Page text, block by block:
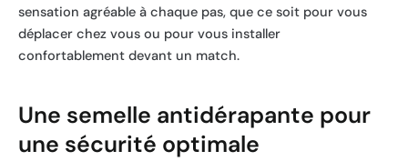
sensation agréable à chaque pas, que ce soit pour vous
déplacer chez vous ou pour vous installer
confortablement devant un match.
Une semelle antidérapante pour
une sécurité optimale